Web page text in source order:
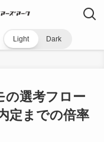
Light Dark
の選考フロー
定までの倍率